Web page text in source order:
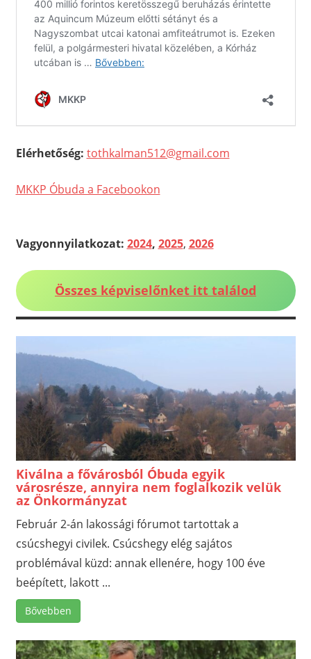
Elérhetőség: tothkalman512@gmail.com
MKKP Óbuda a Facebookon
Vagyonnyilatkozat: 2024, 2025, 2026
Összes képviselőnket itt találod
Kiválna a fővárosból Óbuda egyik
városrésze, annyira nem foglalkozik velük
az Önkormányzat
Február 2-án lakossági fórumot tartottak a
csúcshegyi civilek. Csúcshegy elég sajátos
problémával küzd: annak ellenére, hogy 100 éve
beépített, lakott ...
Bővebben